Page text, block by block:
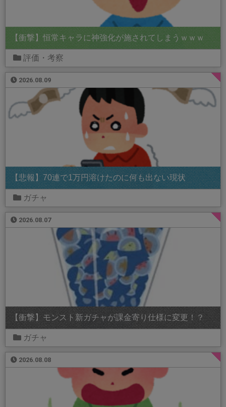
【衝撃】恒常キャラに神強化が施されてしまうｗｗｗ
評価・考察
2026.08.09
【悲報】70連で1万円溶けたのに何も出ない現状
ガチャ
2026.08.07
【衝撃】モンスト新ガチャが課金寄り仕様に変更！？
ガチャ
2026.08.08